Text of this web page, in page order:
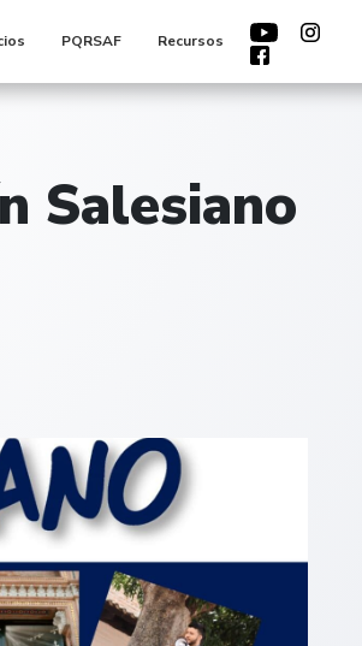
PQRSAF Recursos
Salesiano